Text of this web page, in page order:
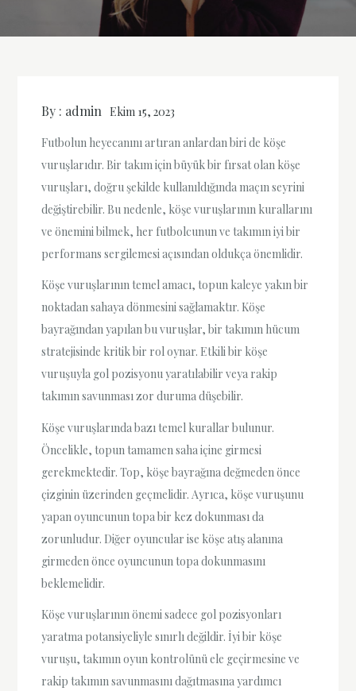
By : admin Ekim 15, 2023
Futbolun heyecanını artıran anlardan biri de köşe
vuruşlarıdır. Bir takım için büyük bir fırsat olan köşe
vuruşları, doğru şekilde kullanıldığında maçın seyrini
değiştirebilir. Bu nedenle, köşe vuruşlarının kurallarını
ve önemini bilmek, her futbolcunun ve takımın iyi bir
performans sergilemesi açısından oldukça önemlidir.
Köşe vuruşlarının temel amacı, topun kaleye yakın bir
noktadan sahaya dönmesini sağlamaktır. Köşe
bayrağından yapılan bu vuruşlar, bir takımın hücum
stratejisinde kritik bir rol oynar. Etkili bir köşe
vuruşuyla gol pozisyonu yaratılabilir veya rakip
takımın savunması zor duruma düşebilir.
Köşe vuruşlarında bazı temel kurallar bulunur.
Öncelikle, topun tamamen saha içine girmesi
gerekmektedir. Top, köşe bayrağına değmeden önce
çizginin üzerinden geçmelidir. Ayrıca, köşe vuruşunu
yapan oyuncunun topa bir kez dokunması da
zorunludur. Diğer oyuncular ise köşe atış alanına
girmeden önce oyuncunun topa dokunmasını
beklemelidir.
Köşe vuruşlarının önemi sadece gol pozisyonları
yaratma potansiyeliyle sınırlı değildir. İyi bir köşe
vuruşu, takımın oyun kontrolünü ele geçirmesine ve
rakip takımın savunmasını dağıtmasına yardımcı